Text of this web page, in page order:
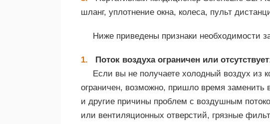
шланг, уплотнение окна, колеса, пульт
Ниже приведены признаки необходимости
Поток воздуха ограничен или
Если вы не получаете холодный воздух из
ограничен, возможно, пришло время заменить
и другие причины проблем с воздушным
или вентиляционных отверстий, грязные